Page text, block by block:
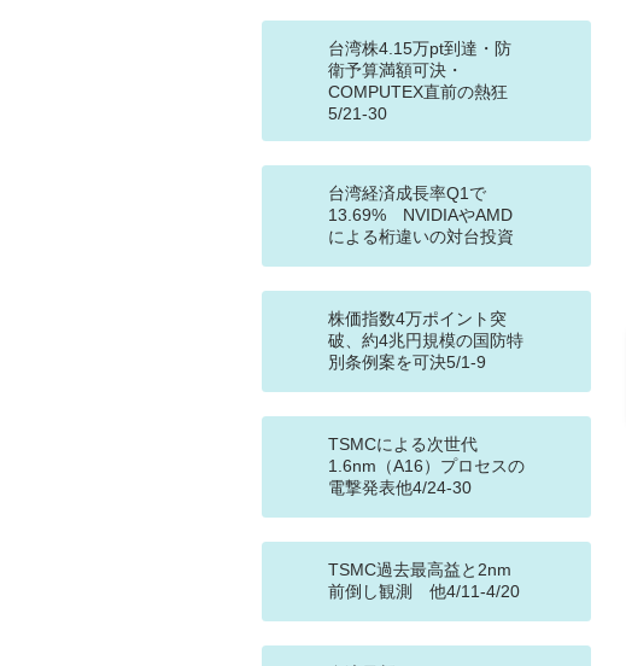
台湾株4.15万pt到達・防
衛予算満額可決・
COMPUTEX直前の熱狂
5/21-30
台湾経済成長率Q1で
13.69% NVIDIAやAMD
による桁違いの対台投資
株価指数4万ポイント突
破、約4兆円規模の国防特
別条例案を可決5/1-9
TSMCによる次世代
1.6nm（A16）プロセスの
電撃発表他4/24-30
TSMC過去最高益と2nm
前倒し観測 他4/11-4/20